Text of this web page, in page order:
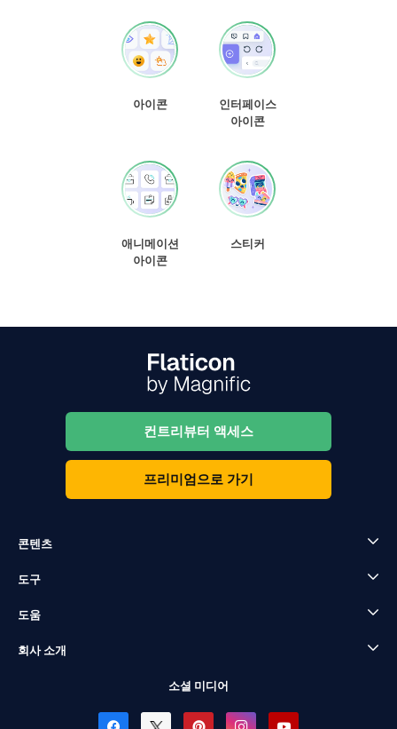
아이콘
인터페이스
아이콘
애니메이션
아이콘
스티커
컨트리뷰터 액세스
프리미엄으로 가기
콘텐츠
도구
도움
회사 소개
소셜 미디어